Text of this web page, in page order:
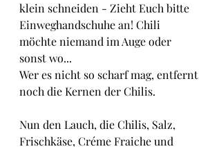
klein schneiden - Zieht Euch bitte
Einweghandschuhe an! Chili
möchte niemand im Auge oder
sonst wo...
Wer es nicht so scharf mag, entfernt
noch die Kernen der Chilis.
Nun den Lauch, die Chilis, Salz,
Frischkäse, Créme Fraiche und